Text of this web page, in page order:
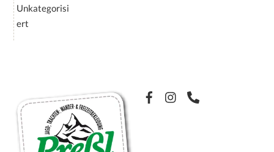
Unkategorisi
ert
Facebook